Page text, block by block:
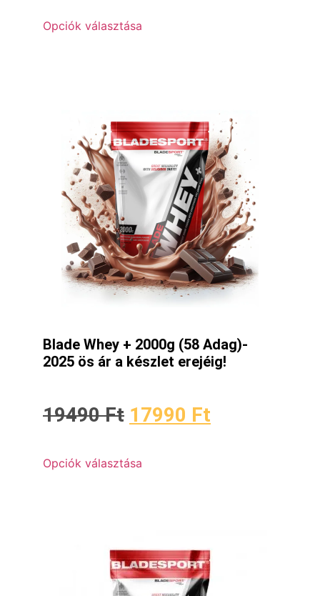
Opciók választása
Blade Whey + 2000g (58 Adag)-
2025 ös ár a készlet erejéig!
19490Ft 17990 Ft
Opciók választása